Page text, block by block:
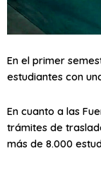
En el primer
estudiantes con
En cuanto a las
trámites de
más de 8.000